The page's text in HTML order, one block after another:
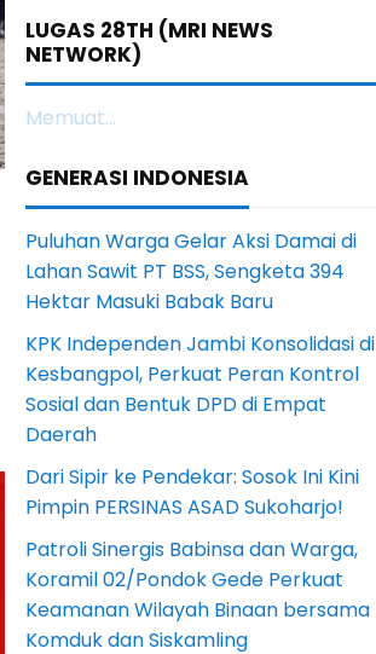
LUGAS 28TH (MRI NEWS
NETWORK)
Memuat...
GENERASI INDONESIA
Puluhan Warga Gelar Aksi Damai di
Lahan Sawit PT BSS, Sengketa 394
Hektar Masuki Babak Baru
KPK Independen Jambi Konsolidasi di
Kesbangpol, Perkuat Peran Kontrol
Sosial dan Bentuk DPD di Empat
Daerah
Dari Sipir ke Pendekar: Sosok Ini Kini
Pimpin PERSINAS ASAD Sukoharjo!
Patroli Sinergis Babinsa dan Warga,
Koramil 02/Pondok Gede Perkuat
Keamanan Wilayah Binaan bersama
Komduk dan Siskamling